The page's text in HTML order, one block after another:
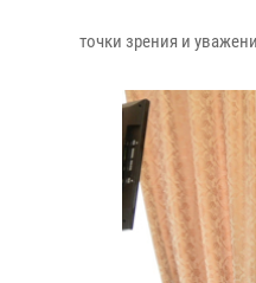
точки зрения и